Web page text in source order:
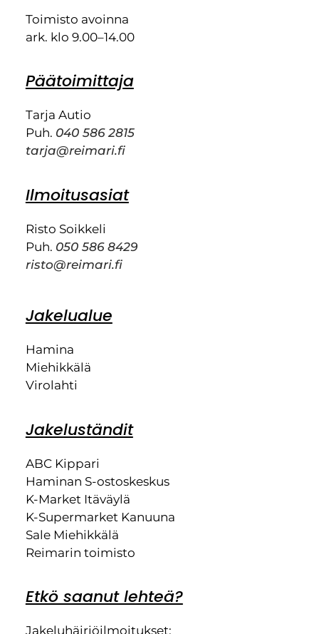
Toimisto avoinna
ark. klo 9.00–14.00
Päätoimittaja
Tarja Autio
Puh. 040 586 2815
tarja@reimari.fi
Ilmoitusasiat
Risto Soikkeli
Puh. 050 586 8429
risto@reimari.fi
Jakelualue
Hamina
Miehikkälä
Virolahti
Jakeluständit
ABC Kippari
Haminan S-ostoskeskus
K-Market Itäväylä
K-Supermarket Kanuuna
Sale Miehikkälä
Reimarin toimisto
Etkö saanut lehteä?
Jakeluhäiriöilmoitukset: